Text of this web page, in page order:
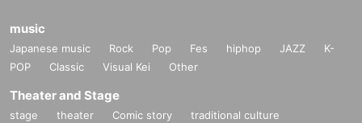
music
Japanese music Rock Pop Fes hiphop JAZZ
K-
POP
Classic Visual Kei Other
Theater and Stage
stage theater Comic story
traditional culture